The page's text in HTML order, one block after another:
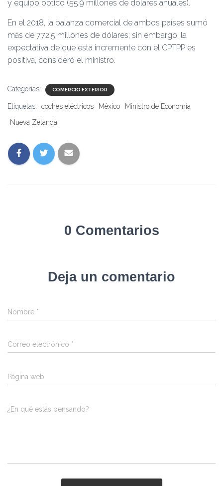
y equipo óptico (55.9 millones de dólares anuales).
En el 2018, la balanza comercial de ambos países sumó
más de 772.5 millones de dólares; sin embargo, la
expectativa de que esta incremente con el CPTPP es
positiva, consideró el ministro.
Categorías: COMERCIO EXTERIOR
Etiquetas: coches eléctricos México
Ministro de Economía
Nueva Zelanda
0 Comentarios
Deja un comentario
Nombre *
Correo electrónico *
Página web
¿En qué estás pensando?